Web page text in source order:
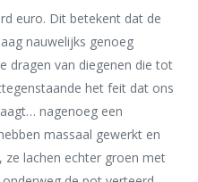
euro. Dit betekent dat de
nauwelijks genoeg
dragen van diegenen die tot
het feit dat ons
nagenoeg een
massaal gewerkt en
ze lachen echter groen met